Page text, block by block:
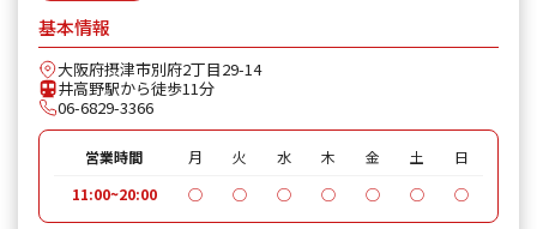
基本情報
大阪府摂津市別府2丁目29-14
井高野駅から徒歩11分
06-6829-3366
営業時間 月 火 水 木 金 土
日
11:00~20:00
◯ ◯ ◯ ◯ ◯ ◯ ◯